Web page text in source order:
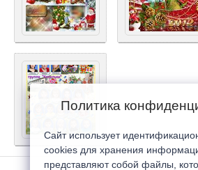
Политика
Сайт использует
cookies для хранения
представляют собой файлы,